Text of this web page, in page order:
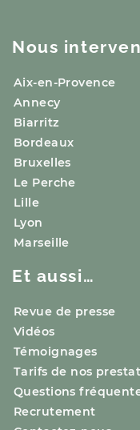
Nous
Aix-en-Provence
Annecy
Biarritz
Bordeaux
Bruxelles
Le Perche
Lille
Lyon
Marseille
Et aussi…
Revue de presse
Vidéos
Témoignages
Tarifs de nos
Questions
Recrutement